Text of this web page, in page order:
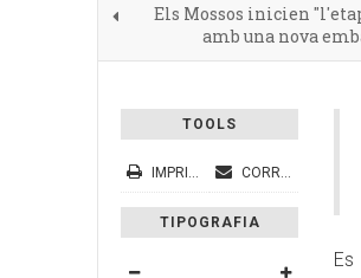
Els Mossos inicien
amb una nova
TOOLS
IMPRIMEIX CORREU ELECTRÒNIC
TIPOGRAFIA